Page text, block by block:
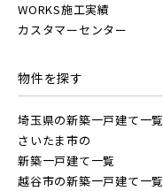
JR京浜東北線
JR埼京線
JR川越線
地域
すべて
WORKS施工実績
カスタマーセンター
物件を探す
埼玉県の新築一戸建て一覧
さいたま市の
新築一戸建て一覧
越谷市の新築一戸建て一覧